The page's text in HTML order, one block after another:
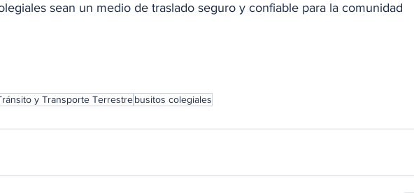
sean un medio de traslado seguro y confiable para la comunidad
y Transporte Terrestrebusitos colegiales